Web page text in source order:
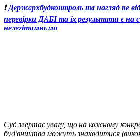
❗Держархбудконтроль та нагляд не
перевірки ДАБІ та їх результати є на
нелегітимними
Суд звертає увагу, що на кожному
будівництва можуть знаходитися